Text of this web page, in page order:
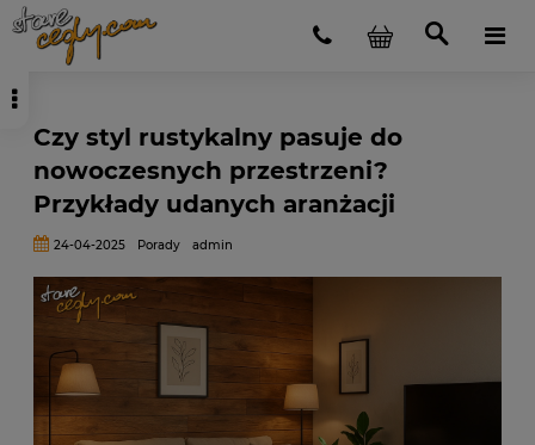
Czy styl rustykalny pasuje do
nowoczesnych przestrzeni?
Przykłady udanych aranżacji
24-04-2025 Porady admin